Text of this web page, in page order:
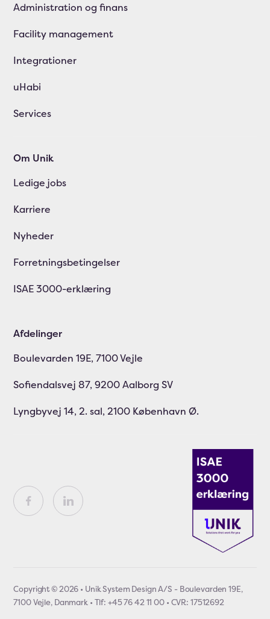
Administration og finans
Facility management
Integrationer
uHabi
Services
Om Unik
Ledige jobs
Karriere
Nyheder
Forretningsbetingelser
ISAE 3000-erklæring
Afdelinger
Boulevarden 19E, 7100 Vejle
Sofiendalsvej 87, 9200 Aalborg SV
Lyngbyvej 14, 2. sal, 2100 København Ø.
Copyright © 2026 • Unik System Design A/S - Boulevarden 19E,
7100 Vejle, Danmark • Tlf: +45 76 42 11 00 • CVR: 17512692